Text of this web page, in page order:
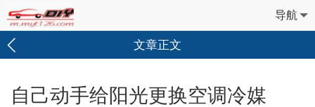
导航
文章正文
自己动手给阳光更换空调冷媒